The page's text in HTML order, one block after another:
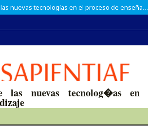
Implicaciones de las nuevas tecnologías en el proceso de enseñanza aprendizaje